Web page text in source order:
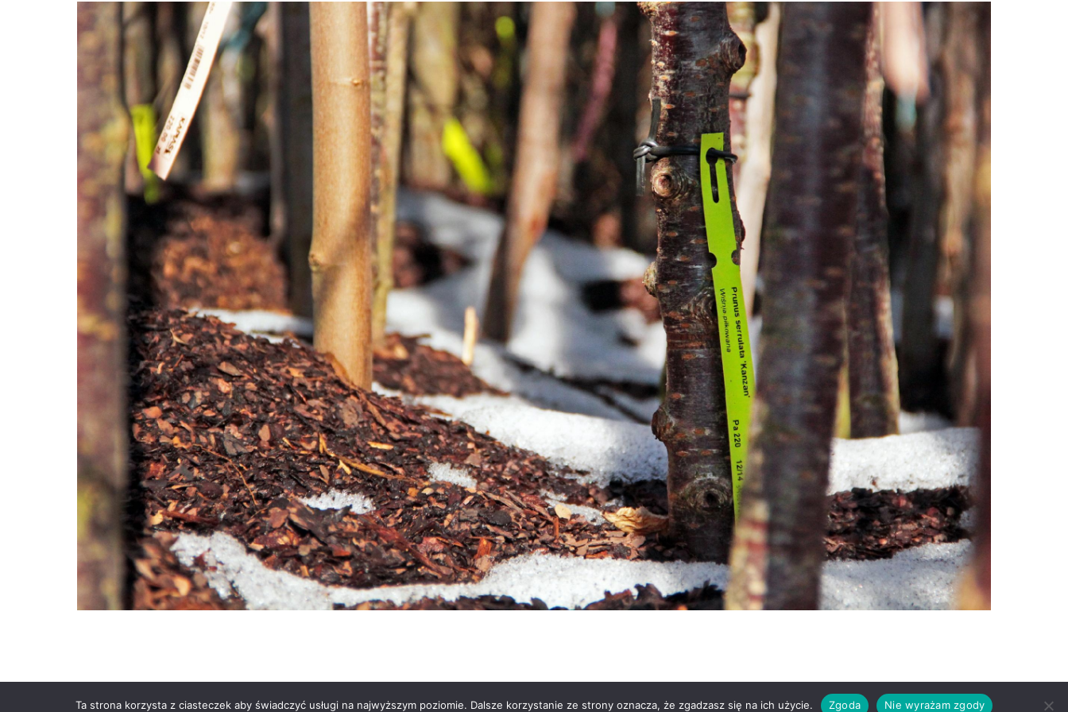
Powered byAnetpol.pl | © MS-Solutions 2025 Logowanie / rejestracja Polityka prywatności Regulamin sklepu Cennik wysyłek
Ta strona korzysta z ciasteczek aby świadczyć usługi na najwyższym poziomie. Dalsze korzystanie ze strony oznacza, że zgadzasz się na ich użycie. Zgoda Nie wyrażam zgody